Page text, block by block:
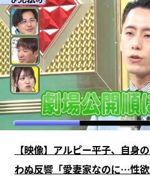
【映像】アルピー平子、自身
わぬ反響「愛妻家なのに…性欲